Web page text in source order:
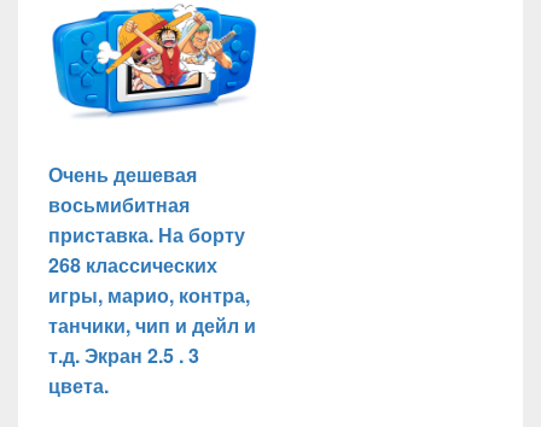
Очень дешевая
восьмибитная
приставка. На борту
268 классических
игры, марио, контра,
танчики, чип и дейл и
т.д. Экран 2.5 . 3
цвета.